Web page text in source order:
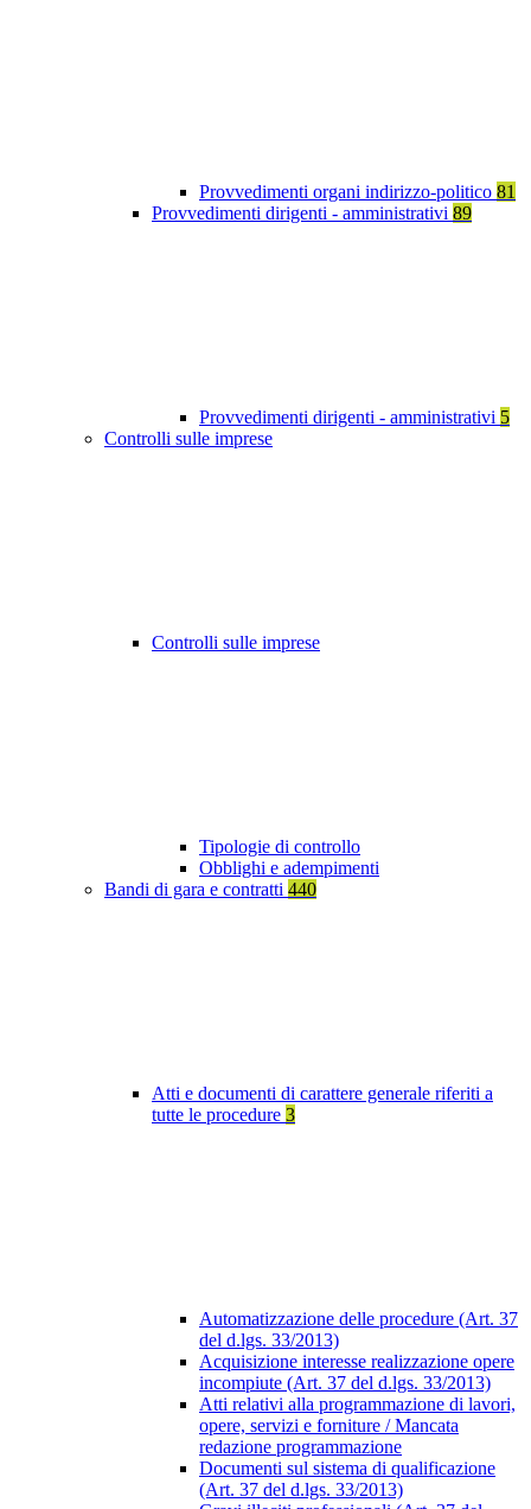
Provvedimenti organi indirizzo-politico 81
Provvedimenti dirigenti - amministrativi 89
Provvedimenti dirigenti - amministrativi 5
Controlli sulle imprese
Controlli sulle imprese
Tipologie di controllo
Obblighi e adempimenti
Bandi di gara e contratti 440
Atti e documenti di carattere generale riferiti a
tutte le procedure 3
Automatizzazione delle procedure (Art. 37
del d.lgs. 33/2013)
Acquisizione interesse realizzazione opere
incompiute (Art. 37 del d.lgs. 33/2013)
Atti relativi alla programmazione di lavori,
opere, servizi e forniture / Mancata
redazione programmazione
Documenti sul sistema di qualificazione
(Art. 37 del d.lgs. 33/2013)